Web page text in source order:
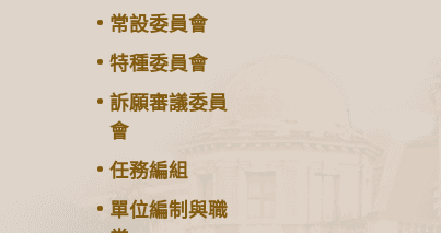
常設委員會
特種委員會
訴願審議委員
會
任務編組
單位編制與職